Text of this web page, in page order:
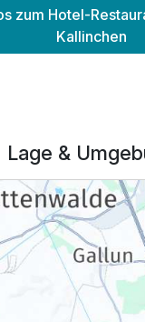
zum Hotel-
Kallinchen
Lage &